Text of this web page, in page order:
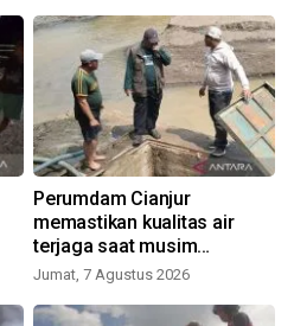
Perumdam Cianjur
memastikan kualitas air
terjaga saat musim
kemarau
Jumat, 7 Agustus 2026